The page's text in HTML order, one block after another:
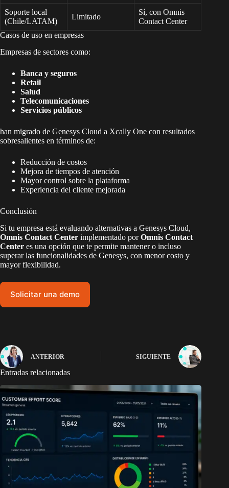
Soporte local
(Chile/LATAM)
Limitado
Sí, con Omnis
Contact Center
Casos de uso en empresas
Empresas de sectores como:
Banca y seguros
Retail
Salud
Telecomunicaciones
Servicios públicos
han migrado de Genesys Cloud a Xcally One con resultados
sobresalientes en términos de:
Reducción de costos
Mejora de tiempos de atención
Mayor control sobre la plataforma
Experiencia del cliente mejorada
Conclusión
Si tu empresa está evaluando alternativas a Genesys Cloud,
Omnis Contact Center implementado porOmnis Contact
Center es una opción que te permite mantener o incluso
superar las funcionalidades de Genesys, con menor costo y
mayor flexibilidad.
Solicitar una demo
ANTERIOR SIGUIENTE
Entradas relacionadas